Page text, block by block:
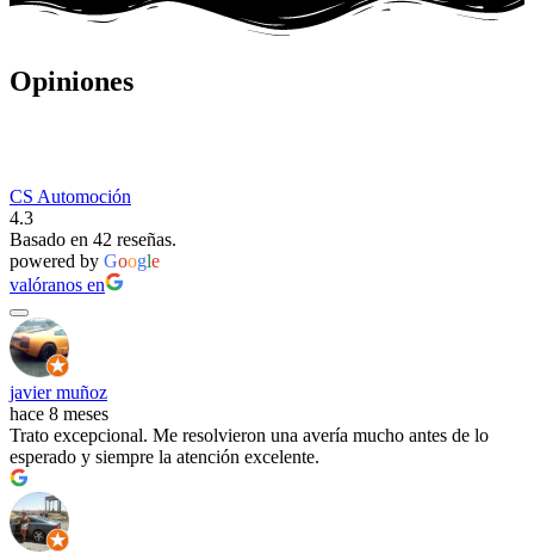
Opiniones
CS Automoción
4.3
Basado en 42 reseñas.
powered by Google
valóranos en
javier muñoz
hace 8 meses
Trato excepcional. Me resolvieron una avería mucho antes de lo
esperado y siempre la atención excelente.